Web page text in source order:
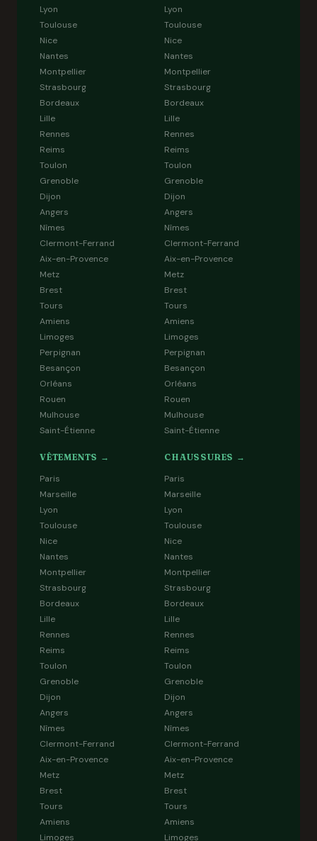
Lyon
Toulouse
Nice
Nantes
Montpellier
Strasbourg
Bordeaux
Lille
Rennes
Reims
Toulon
Grenoble
Dijon
Angers
Nîmes
Clermont-Ferrand
Aix-en-Provence
Metz
Brest
Tours
Amiens
Limoges
Perpignan
Besançon
Orléans
Rouen
Mulhouse
Saint-Étienne
Lyon
Toulouse
Nice
Nantes
Montpellier
Strasbourg
Bordeaux
Lille
Rennes
Reims
Toulon
Grenoble
Dijon
Angers
Nîmes
Clermont-Ferrand
Aix-en-Provence
Metz
Brest
Tours
Amiens
Limoges
Perpignan
Besançon
Orléans
Rouen
Mulhouse
Saint-Étienne
VÊTEMENTS →
Paris
Marseille
Lyon
Toulouse
Nice
Nantes
Montpellier
Strasbourg
Bordeaux
Lille
Rennes
Reims
Toulon
Grenoble
Dijon
Angers
Nîmes
Clermont-Ferrand
Aix-en-Provence
Metz
Brest
Tours
Amiens
Limoges
CHAUSSURES →
Paris
Marseille
Lyon
Toulouse
Nice
Nantes
Montpellier
Strasbourg
Bordeaux
Lille
Rennes
Reims
Toulon
Grenoble
Dijon
Angers
Nîmes
Clermont-Ferrand
Aix-en-Provence
Metz
Brest
Tours
Amiens
Limoges